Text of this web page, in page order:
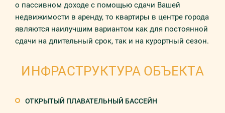
о пассивном доходе с помощью сдачи Вашей
недвижимости в аренду, то квартиры в центре города
являются наилучшим вариантом как для постоянной
сдачи на длительный срок, так и на курортный сезон.
ИНФРАСТРУКТУРА ОБЪЕКТА
ОТКРЫТЫЙ ПЛАВАТЕЛЬНЫЙ БАССЕЙН